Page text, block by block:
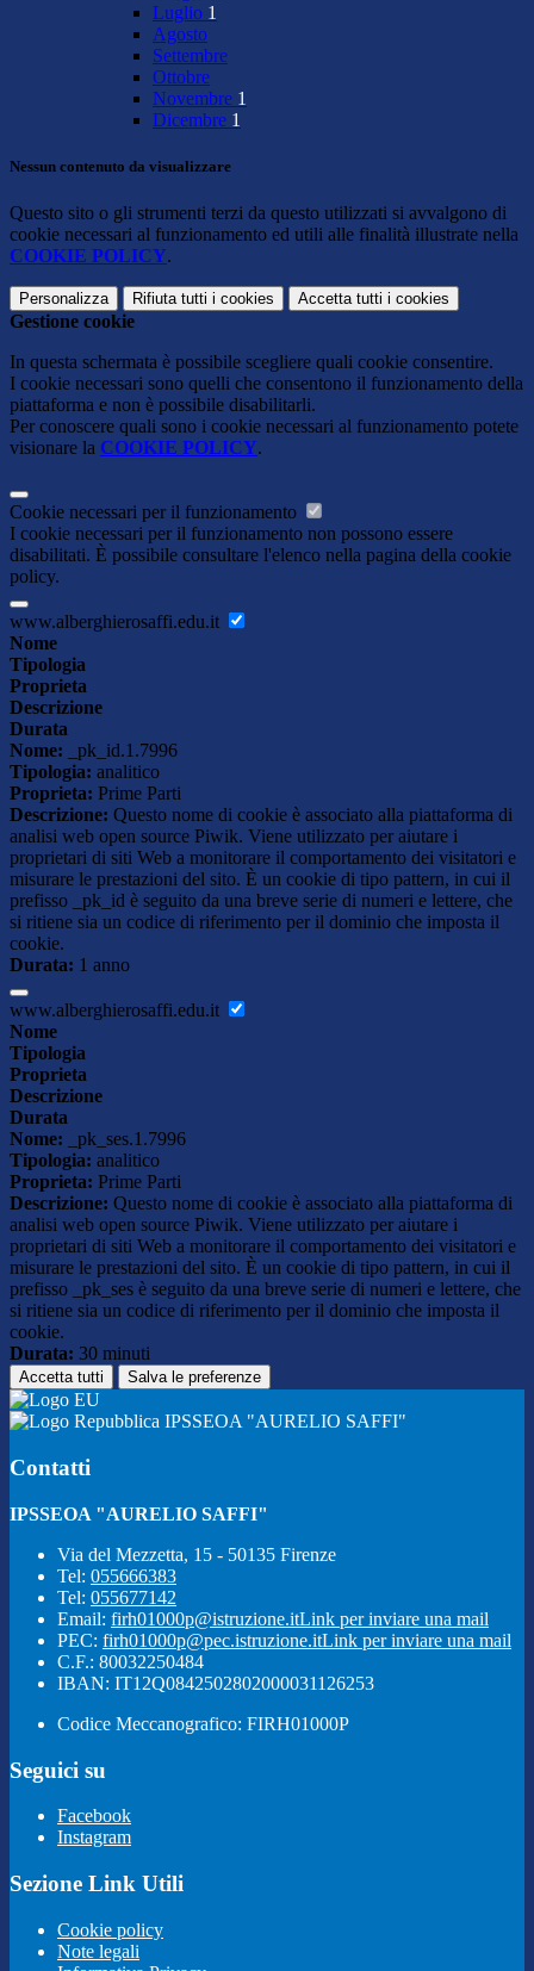
Luglio 1
Agosto
Settembre
Ottobre
Novembre 1
Dicembre 1
Nessun contenuto da visualizzare
Questo sito o gli strumenti terzi da questo utilizzati si avvalgono di
cookie necessari al funzionamento ed utili alle finalità illustrate nella
COOKIE POLICY.
Personalizza Rifiuta tutti i cookies Accetta tutti i cookies
Gestione cookie
In questa schermata è possibile scegliere quali cookie consentire.
I cookie necessari sono quelli che consentono il funzionamento della
piattaforma e non è possibile disabilitarli.
Per conoscere quali sono i cookie necessari al funzionamento potete
visionare la COOKIE POLICY.
Cookie necessari per il funzionamento
I cookie necessari per il funzionamento non possono essere
disabilitati. È possibile consultare l'elenco nella pagina della cookie
policy.
www.alberghierosaffi.edu.it
Nome
Tipologia
Proprieta
Descrizione
Durata
Nome: _pk_id.1.7996
Tipologia: analitico
Proprieta: Prime Parti
Descrizione: Questo nome di cookie è associato alla piattaforma di
analisi web open source Piwik. Viene utilizzato per aiutare i
proprietari di siti Web a monitorare il comportamento dei visitatori e
misurare le prestazioni del sito. È un cookie di tipo pattern, in cui il
prefisso _pk_id è seguito da una breve serie di numeri e lettere, che
si ritiene sia un codice di riferimento per il dominio che imposta il
cookie.
Durata: 1 anno
www.alberghierosaffi.edu.it
Nome
Tipologia
Proprieta
Descrizione
Durata
Nome: _pk_ses.1.7996
Tipologia: analitico
Proprieta: Prime Parti
Descrizione: Questo nome di cookie è associato alla piattaforma di
analisi web open source Piwik. Viene utilizzato per aiutare i
proprietari di siti Web a monitorare il comportamento dei visitatori e
misurare le prestazioni del sito. È un cookie di tipo pattern, in cui il
prefisso _pk_ses è seguito da una breve serie di numeri e lettere, che
si ritiene sia un codice di riferimento per il dominio che imposta il
cookie.
Durata: 30 minuti
Accetta tutti Salva le preferenze
IPSSEOA "AURELIO SAFFI"
Contatti
IPSSEOA "AURELIO SAFFI"
Via del Mezzetta, 15 - 50135 Firenze
Tel: 055666383
Tel: 055677142
Email: firh01000p@istruzione.itLink per inviare una mail
PEC: firh01000p@pec.istruzione.itLink per inviare una mail
C.F.: 80032250484
IBAN: IT12Q0842502802000031126253
Codice Meccanografico: FIRH01000P
Seguici su
Facebook
Instagram
Sezione Link Utili
Cookie policy
Note legali